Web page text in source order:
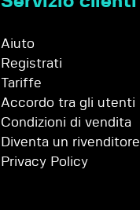
Aiuto
Registrati
Tariffe
Accordo tra gli utenti
Condizioni di vendita
Diventa un rivenditore
Privacy Policy